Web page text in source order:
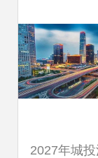
2027年城投